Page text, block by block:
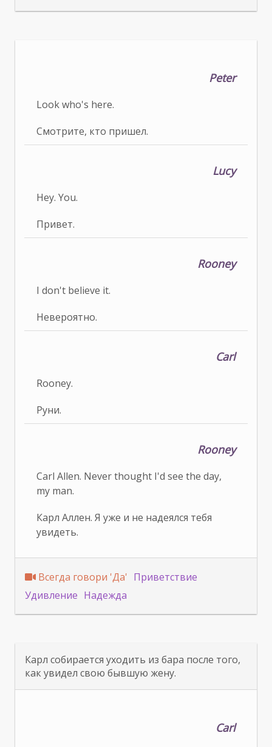
Peter
Look who's here.
Смотрите, кто пришел.
Lucy
Hey. You.
Привет.
Rooney
I don't believe it.
Невероятно.
Carl
Rooney.
Руни.
Rooney
Carl Allen. Never thought I'd see the day,
my man.
Карл Аллен. Я уже и не надеялся тебя
увидеть.
Всегда говори 'Да' Приветствие
Удивление Надежда
Карл собирается уходить из бара после того,
как увидел свою бывшую жену.
Carl